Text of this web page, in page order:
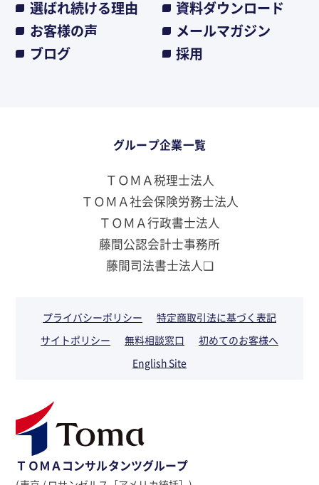
選ばれ続ける理由
資料ダウンロード
お客様の声
メールマガジン
ブログ
採用
グループ企業一覧
ＴＯＭＡ税理士法人
ＴＯＭＡ社会保険労務士法人
ＴＯＭＡ行政書士法人
藤間公認会計士事務所
藤間司法書士法人❏
プライバシーポリシー
特定商取引法に基づく表記
サイトポリシー
無料相談窓口
初めてのお客様へ
English Site
ＴＯＭＡコンサルタンツグループ